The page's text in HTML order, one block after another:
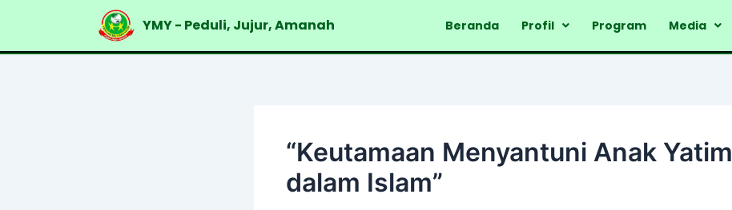
content
YMY - Peduli, Jujur, Amanah Beranda Profil Program Media
“Keutamaan Menyantuni Anak Yatim
dalam Islam”
navigation